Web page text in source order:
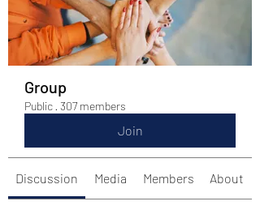
Group
Public · 307 members
Join
Discussion Media Members About